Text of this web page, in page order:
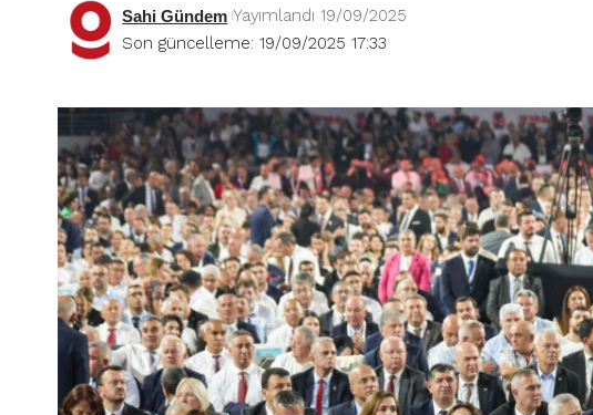
Son güncelleme: 19/09/2025 17:33
Sahi Gündem Yayımlandı 19/09/2025